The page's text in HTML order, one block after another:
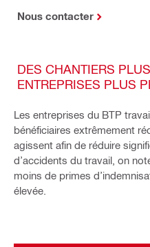
Nous contacter
DES CHANTIERS
ENTREPRISES PLUS
Les entreprises du BTP
bénéficiaires extrêmement
agissent afin de réduire
d’accidents du travail, on
moins de primes
élevée.